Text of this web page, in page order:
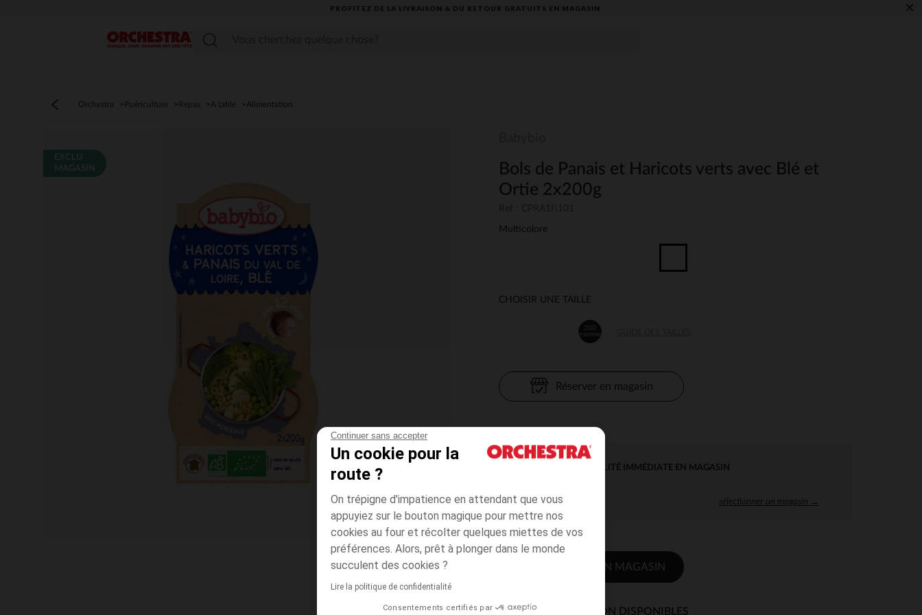
Continuer sans accepter
Un cookie pour la
route ?
On trépigne d'impatience en attendant que vous
appuyiez sur le bouton magique pour mettre nos
cookies au four et récolter quelques miettes de vos
préférences. Alors, prêt à plonger dans le monde
succulent des cookies ?
Lire la politique de confidentialité
Consentements certifiés par
PROFITEZ DE LA LIVRAISON & DU RETOUR GRATUITS EN MAGASIN​ ×
Menu
Orchestra Puériculture Repas A table Alimentation
EXCLU
MAGASIN
Bols de Panais et Haricots verts avec Blé et
Ortie 2x200g
Multicolore
CHOISIR UNE TAILLE
200
grammes
Réserver en magasin
DISPONIBILITÉ IMMÉDIATE EN MAGASIN
sélectionner un magasin →
CONTACTER MON MAGASIN
MODES DE LIVRAISON DISPONIBLES